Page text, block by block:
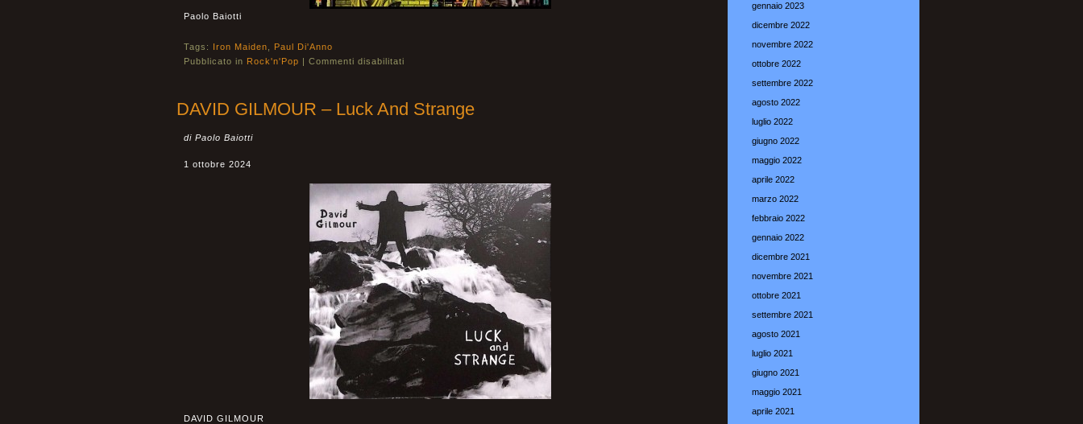
Paolo Baiotti
Tags: Iron Maiden
Paul Di'Anno
Pubblicato in Rock'n'Pop | Commenti disabilitati
DAVID GILMOUR – Luck And Strange
di Paolo Baiotti
1 ottobre 2024
DAVID GILMOUR
gennaio 2023
dicembre 2022
novembre 2022
ottobre 2022
settembre 2022
agosto 2022
luglio 2022
giugno 2022
maggio 2022
aprile 2022
marzo 2022
febbraio 2022
gennaio 2022
dicembre 2021
novembre 2021
ottobre 2021
settembre 2021
agosto 2021
luglio 2021
giugno 2021
maggio 2021
aprile 2021